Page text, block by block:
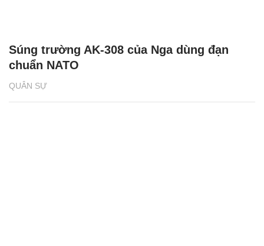
QUÂN SỰ
Súng trường AK-308 của Nga dùng đạn
chuẩn NATO